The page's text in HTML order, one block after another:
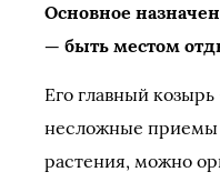
Основное
— быть местом
Его главный
несложные приемы
растения, можно